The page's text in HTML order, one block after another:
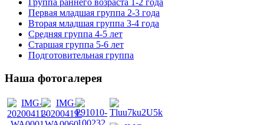
Группа раннего возраста 1-2 года
Первая младшая группа 2-3 года
Вторая младшая группа 3-4 года
Средняя группа 4-5 лет
Старшая группа 5-6 лет
Подготовительная группа
Наша фотогалерея